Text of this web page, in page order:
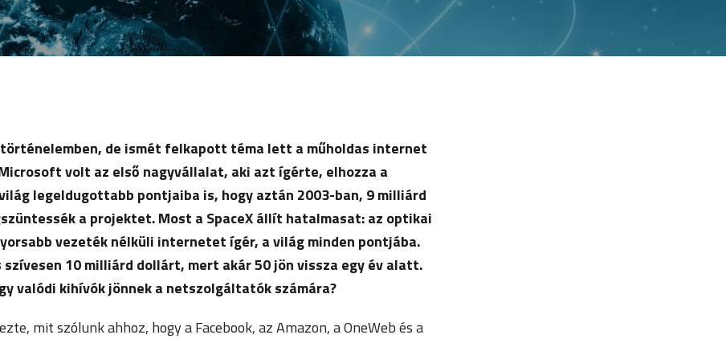
történelemben, de ismét felkapott téma lett a műholdas internet
volt az első nagyvállalat, aki azt ígérte, elhozza a
legeldugottabb pontjaiba is, hogy aztán 2003-ban, 9 milliárd
a projektet. Most a SpaceX állít hatalmasat: az optikai
vezeték nélküli internetet ígér, a világ minden pontjába.
szívesen 10 milliárd dollárt, mert akár 50 jön vissza egy év alatt.
valódi kihívók jönnek a netszolgáltatók számára?
mit szólunk ahhoz, hogy a Facebook, az Amazon, a OneWeb és a